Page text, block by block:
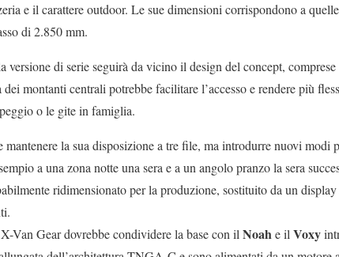
e il carattere outdoor. Le sue dimensioni corrispondono a
di 2.850 mm.
versione di serie seguirà da vicino il design del concept,
montanti centrali potrebbe facilitare l’accesso e rendere più
o le gite in famiglia.
la sua disposizione a tre file, ma introdurre nuovi modi
a una zona notte una sera e a un angolo pranzo la sera
ridimensionato per la produzione, sostituito da un
Van Gear dovrebbe condividere la base con il Noahe il Voxy